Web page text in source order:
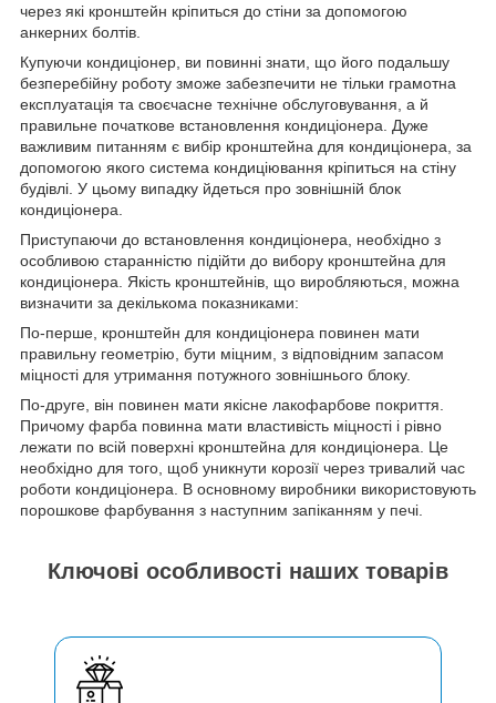
через які кронштейн кріпиться до стіни за допомогою
анкерних болтів.
Купуючи кондиціонер, ви повинні знати, що його подальшу
безперебійну роботу зможе забезпечити не тільки грамотна
експлуатація та своєчасне технічне обслуговування, а й
правильне початкове встановлення кондиціонера. Дуже
важливим питанням є вибір кронштейна для кондиціонера, за
допомогою якого система кондиціювання кріпиться на стіну
будівлі. У цьому випадку йдеться про зовнішній блок
кондиціонера.
Приступаючи до встановлення кондиціонера, необхідно з
особливою старанністю підійти до вибору кронштейна для
кондиціонера. Якість кронштейнів, що виробляються, можна
визначити за декількома показниками:
По-перше, кронштейн для кондиціонера повинен мати
правильну геометрію, бути міцним, з відповідним запасом
міцності для утримання потужного зовнішнього блоку.
По-друге, він повинен мати якісне лакофарбове покриття.
Причому фарба повинна мати властивість міцності і рівно
лежати по всій поверхні кронштейна для кондиціонера. Це
необхідно для того, щоб уникнути корозії через тривалий час
роботи кондиціонера. В основному виробники використовують
порошкове фарбування з наступним запіканням у печі.
Ключові особливості наших товарів